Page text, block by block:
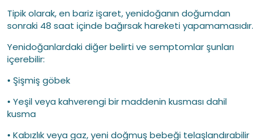
Tipik olarak, en bariz işaret, yenidoğanın doğumdan
sonraki 48 saat içinde bağırsak hareketi yapamamasıdır.
Yenidoğanlardaki diğer belirti ve semptomlar şunları
içerebilir:
• Şişmiş göbek
• Yeşil veya kahverengi bir maddenin kusması dahil
kusma
• Kabızlık veya gaz, yeni doğmuş bebeği telaşlandırabilir